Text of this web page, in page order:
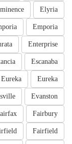
Elyria
Emporia
Enterprise
Escanaba
Eureka
Eureka
Evanston
Fairbury
Fairfield